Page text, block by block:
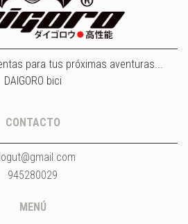
para tus próximas aventuras...
DAIGORO bici
CONTACTO
945280029
MENÚ